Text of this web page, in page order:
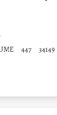
447 34149